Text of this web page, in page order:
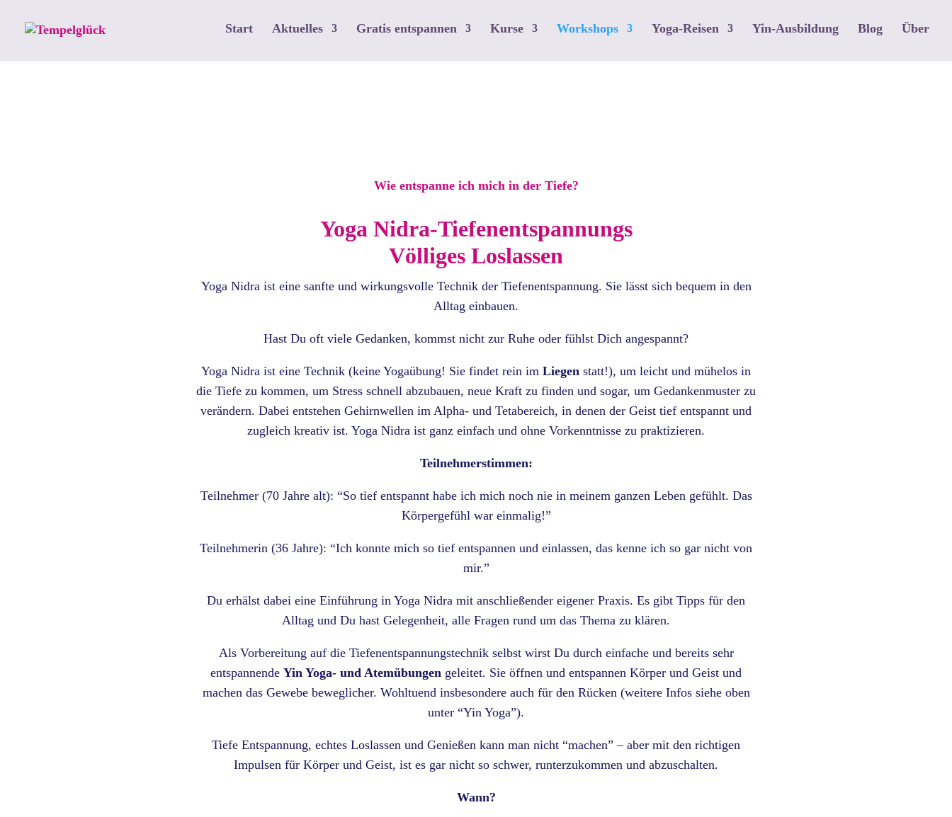
Start Aktuelles Gratis entspannen Kurse Workshops Yoga-Reisen Yin-Ausbildung Blog Über
Wie entspanne ich mich in der Tiefe?
Yoga Nidra-Tiefenentspannungs
Völliges Loslassen
Yoga Nidra ist eine sanfte und wirkungsvolle Technik der Tiefenentspannung. Sie lässt sich bequem in den
Alltag einbauen.
Hast Du oft viele Gedanken, kommst nicht zur Ruhe oder fühlst Dich angespannt?
Yoga Nidra ist eine Technik (keine Yogaübung! Sie findet rein im Liegen statt!), um leicht und mühelos in
die Tiefe zu kommen, um Stress schnell abzubauen, neue Kraft zu finden und sogar, um Gedankenmuster zu
verändern. Dabei entstehen Gehirnwellen im Alpha- und Tetabereich, in denen der Geist tief entspannt und
zugleich kreativ ist. Yoga Nidra ist ganz einfach und ohne Vorkenntnisse zu praktizieren.
Teilnehmerstimmen:
Teilnehmer (70 Jahre alt): “So tief entspannt habe ich mich noch nie in meinem ganzen Leben gefühlt. Das
Körpergefühl war einmalig!”
Teilnehmerin (36 Jahre): “Ich konnte mich so tief entspannen und einlassen, das kenne ich so gar nicht von
mir.”
Du erhälst dabei eine Einführung in Yoga Nidra mit anschließender eigener Praxis. Es gibt Tipps für den
Alltag und Du hast Gelegenheit, alle Fragen rund um das Thema zu klären.
Als Vorbereitung auf die Tiefenentspannungstechnik selbst wirst Du durch einfache und bereits sehr
entspannende Yin Yoga- und Atemübungen geleitet. Sie öffnen und entspannen Körper und Geist und
machen das Gewebe beweglicher. Wohltuend insbesondere auch für den Rücken (weitere Infos siehe oben
unter “Yin Yoga”).
Tiefe Entspannung, echtes Loslassen und Genießen kann man nicht “machen” – aber mit den richtigen
Impulsen für Körper und Geist, ist es gar nicht so schwer, runterzukommen und abzuschalten.
Wann?